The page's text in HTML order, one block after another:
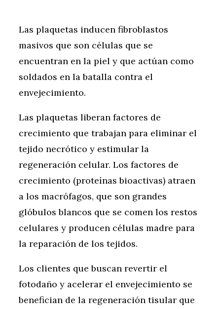
Las plaquetas inducen fibroblastos
masivos que son células que se
encuentran en la piel y que actúan como
soldados en la batalla contra el
envejecimiento.
Las plaquetas liberan factores de
crecimiento que trabajan para eliminar el
tejido necrótico y estimular la
regeneración celular. Los factores de
crecimiento (proteínas bioactivas) atraen
a los macrófagos, que son grandes
glóbulos blancos que se comen los restos
celulares y producen células madre para
la reparación de los tejidos.
Los clientes que buscan revertir el
fotodaño y acelerar el envejecimiento se
benefician de la regeneración tisular que